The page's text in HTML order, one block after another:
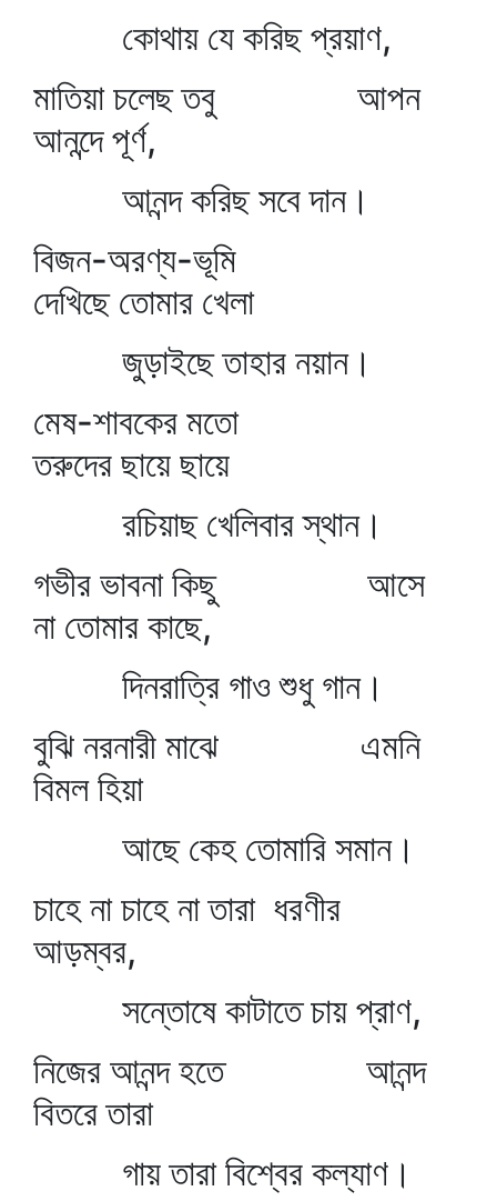
কোথায় যে করিছ প্রয়াণ,
মাতিয়া চলেছ তবু আপন
আনন্দে পূর্ণ,
আনন্দ করিছ সবে দান।
বিজন-অরণ্য-ভূমি
দেখিছে তোমার খেলা
জুড়াইছে তাহার নয়ান।
মেষ-শাবকের মতো
তরুদের ছায়ে ছায়ে
রচিয়াছ খেলিবার স্থান।
গভীর ভাবনা কিছু আসে
না তোমার কাছে,
দিনরাত্রি গাও শুধু গান।
বুঝি নরনারী মাঝে এমনি
বিমল হিয়া
আছে কেহ তোমারি সমান।
চাহে না চাহে না তারা ধরণীর
আড়ম্বর,
সন্তোষে কাটাতে চায় প্রাণ,
নিজের আনন্দ হতে আনন্দ
বিতরে তারা
গায় তারা বিশ্বের কল্যাণ।